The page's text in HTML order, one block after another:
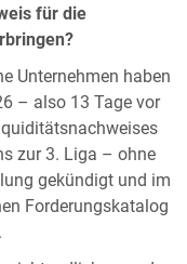
für die
Unternehmen haben
– also 13 Tage vor
zur 3. Liga – ohne
gekündigt und im
Forderungskatalog